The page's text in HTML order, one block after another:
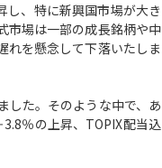
、特に新興国市場が大き
市場は一部の成長銘柄や中
れを懸念して下落いたしま
した。そのような中で、あ
％の上昇、TOPIX配当込